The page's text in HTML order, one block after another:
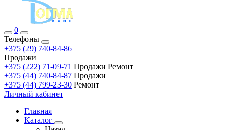
0
Телефоны
+375 (29) 740-84-86
Продажи
+375 (222) 71-09-71 Продажи Ремонт
+375 (44) 740-84-87 Продажи
+375 (44) 799-23-30 Ремонт
Личный кабинет
Главная
Каталог